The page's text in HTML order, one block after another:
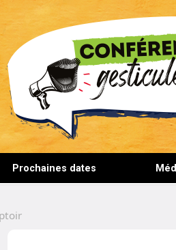
CONFERENCES-
Prochaines dates